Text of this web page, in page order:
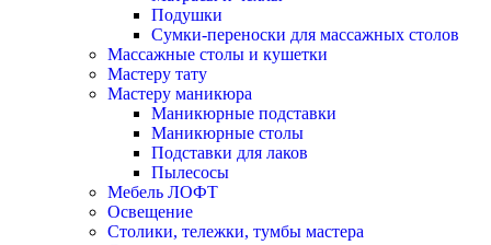
Подушки
Сумки-переноски для массажных столов
Массажные столы и кушетки
Мастеру тату
Мастеру маникюра
Маникюрные подставки
Маникюрные столы
Подставки для лаков
Пылесосы
Мебель ЛОФТ
Освещение
Столики, тележки, тумбы мастера